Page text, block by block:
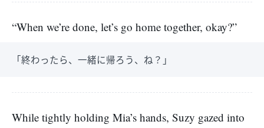
“When we’re done, let’s go home together, okay?”
「終わったら、一緒に帰ろう、ね？」
While tightly holding Mia’s hands, Suzy gazed into